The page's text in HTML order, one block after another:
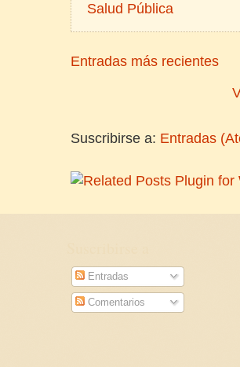
Salud Pública
Entradas más recientes
Suscribirse a: Entradas
Entradas
Comentarios